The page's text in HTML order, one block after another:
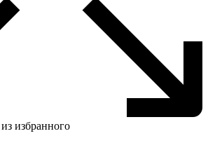
избранного